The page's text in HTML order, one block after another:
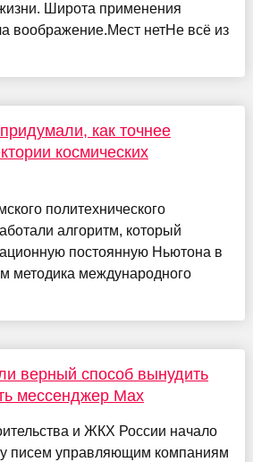
Широта применения
воображение.Мест нетНе всё из
как точнее
космических
политехнического
алгоритм, который
постоянную Ньютона в
методика международного
верный способ вынудить
мессенджер Max
и ЖКХ России начало
писем управляющим компаниям